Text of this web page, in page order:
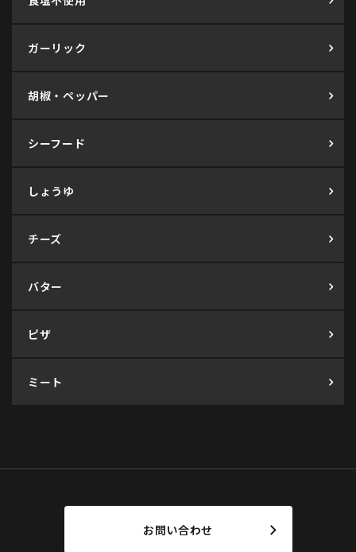
ガーリック
胡椒・ペッパー
シーフード
しょうゆ
チーズ
バター
ピザ
ミート
お問い合わせ